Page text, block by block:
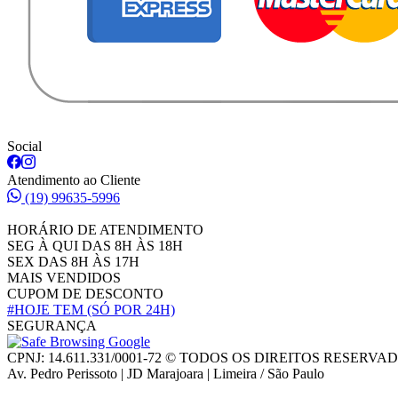
Social
Atendimento ao Cliente
(19) 99635-5996
HORÁRIO DE ATENDIMENTO
SEG À QUI DAS 8H ÀS 18H
SEX DAS 8H ÀS 17H
MAIS VENDIDOS
CUPOM DE DESCONTO
#HOJE TEM (SÓ POR 24H)
SEGURANÇA
CPNJ: 14.611.331/0001-72 © TODOS OS DIREITOS
Av. Pedro Perissoto | JD Marajoara | Limeira / São Paulo